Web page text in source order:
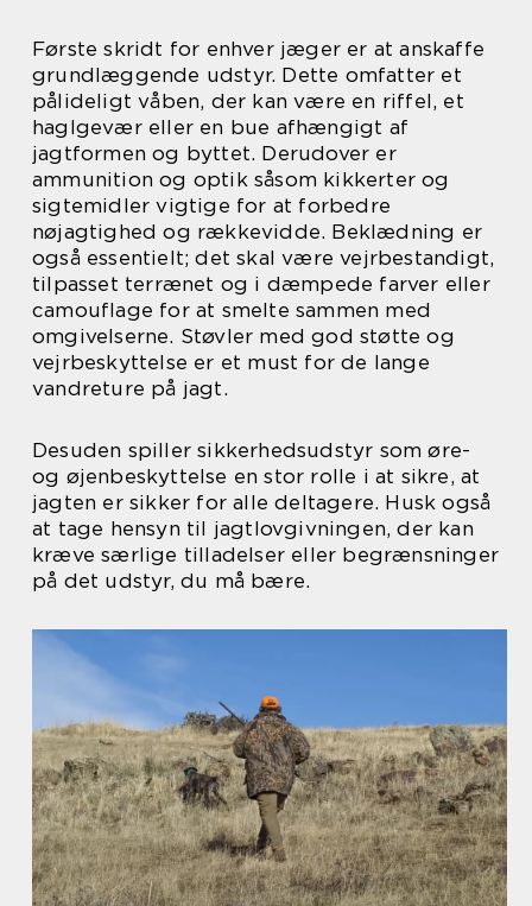
Første skridt for enhver jæger er at anskaffe
grundlæggende udstyr. Dette omfatter et
pålideligt våben, der kan være en riffel, et
haglgevær eller en bue afhængigt af
jagtformen og byttet. Derudover er
ammunition og optik såsom kikkerter og
sigtemidler vigtige for at forbedre
nøjagtighed og rækkevidde. Beklædning er
også essentielt; det skal være vejrbestandigt,
tilpasset terrænet og i dæmpede farver eller
camouflage for at smelte sammen med
omgivelserne. Støvler med god støtte og
vejrbeskyttelse er et must for de lange
vandreture på jagt.
Desuden spiller sikkerhedsudstyr som øre-
og øjenbeskyttelse en stor rolle i at sikre, at
jagten er sikker for alle deltagere. Husk også
at tage hensyn til jagtlovgivningen, der kan
kræve særlige tilladelser eller begrænsninger
på det udstyr, du må bære.